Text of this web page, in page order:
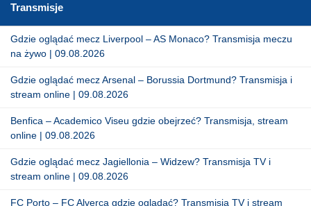
Transmisje
Gdzie oglądać mecz Liverpool – AS Monaco? Transmisja meczu
na żywo | 09.08.2026
Gdzie oglądać mecz Arsenal – Borussia Dortmund? Transmisja i
stream online | 09.08.2026
Benfica – Academico Viseu gdzie obejrzeć? Transmisja, stream
online | 09.08.2026
Gdzie oglądać mecz Jagiellonia – Widzew? Transmisja TV i
stream online | 09.08.2026
FC Porto – FC Alverca gdzie oglądać? Transmisja TV i stream